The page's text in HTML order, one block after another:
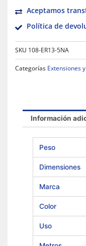
Aceptamos
Política de
SKU 108-ER13-5NA
Categorías Extensiones
Información
Peso
Dimensiones
Marca
Color
Uso